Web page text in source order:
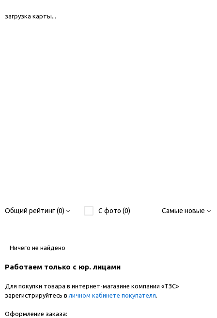
загрузка карты...
Общий рейтинг (0) С фото (0) Самые новые
Ничего не найдено
Работаем только с юр. лицами
Для покупки товара в интернет-магазине компании «ТЗС»
зарегистрируйтесь в личном кабинете покупателя
Оформление заказа: